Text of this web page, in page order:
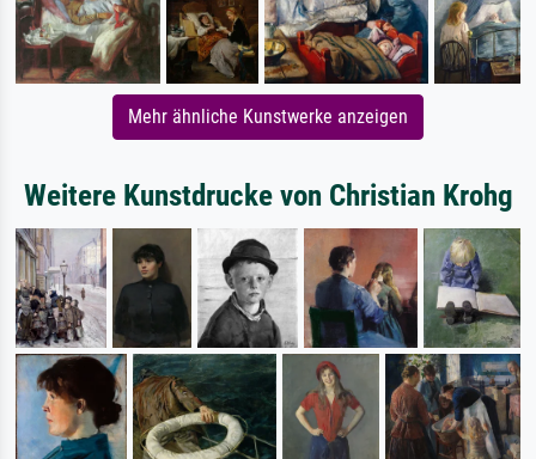
Mehr ähnliche Kunstwerke anzeigen
Weitere Kunstdrucke von Christian Krohg